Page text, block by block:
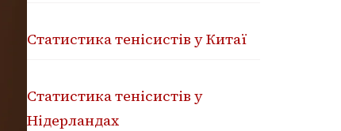
Статистика тенісистів у Китаї
Статистика тенісистів у
Нідерландах